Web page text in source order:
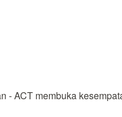
ACT membuka